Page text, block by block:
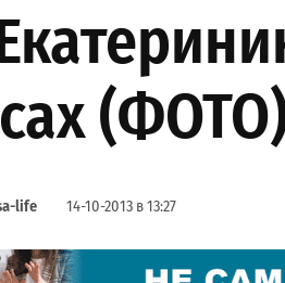
life 14-10-2013 в 13:27